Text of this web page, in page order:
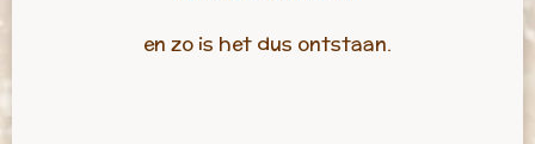
en zo is het dus ontstaan.